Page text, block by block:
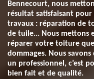
Bennecourt, nous
résultat satisfaisant pour
travaux : réparation de
de tuile... Nous mettons
réparer votre toiture
dommages. Nous
un professionnel, c’est
bien fait et de qualité.